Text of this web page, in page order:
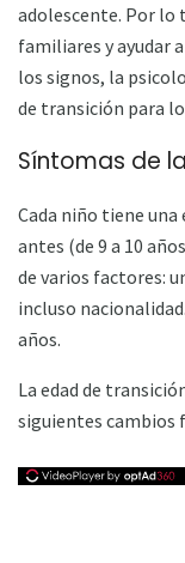
adolescente. Por lo
familiares y ayudar
los signos, la
de transición para
Síntomas de
Cada niño tiene
antes (de 9 a 10
de varios factores:
incluso
años.
La edad de
siguientes cambios